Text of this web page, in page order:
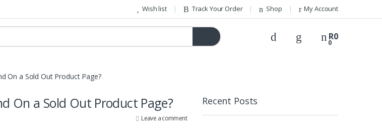
Wish list Track Your Order Shop My Account
0
R0
On a Sold Out Product Page?
On a Sold Out Product Page?
Leave a comment
Recent Posts